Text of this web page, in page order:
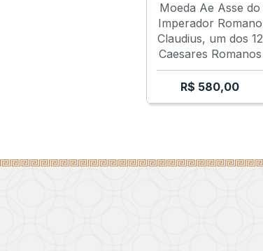
Moeda Ae Asse do
Imperador Romano
Claudius, um dos 12
Caesares Romanos
R$ 580,00